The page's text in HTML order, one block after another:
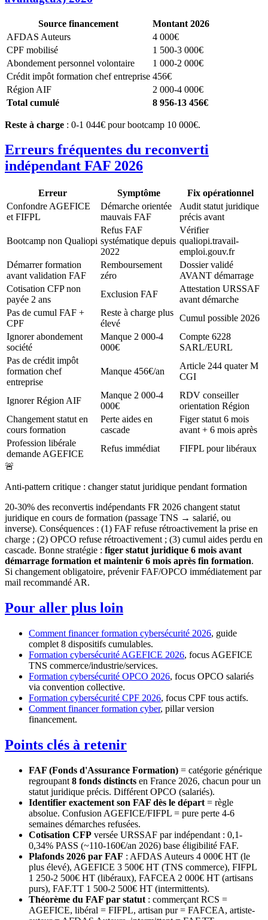
Source financement
Montant 2026
AFDAS Auteurs
4 000€
CPF mobilisé
1 500-3 000€
Abondement personnel volontaire
1 000-2 000€
Crédit impôt formation chef entreprise 456€
Région AIF
2 000-4 000€
Total cumulé
8 956-13 456€
Reste à charge : 0-1 044€ pour bootcamp 10 000€.
Erreurs fréquentes du reconverti
indépendant FAF 2026
Erreur Symptôme
Fix opérationnel
Confondre AGEFICE
et FIFPL
Démarche orientée
mauvais FAF
Audit statut juridique
précis avant
Bootcamp non Qualiopi
Refus FAF
systématique depuis
2022
Vérifier
qualiopi.travail-
emploi.gouv.fr
Démarrer formation
avant validation FAF
Remboursement
zéro
Dossier validé
AVANT démarrage
Cotisation CFP non
payée 2 ans
Exclusion FAF
Attestation URSSAF
avant démarche
Pas de cumul FAF +
CPF
Reste à charge plus
élevé
Cumul possible 2026
Ignorer abondement
société
Manque 2 000-4
000€
Compte 6228
SARL/EURL
Pas de crédit impôt
formation chef
entreprise
Manque 456€/an
Article 244 quater M
CGI
Ignorer Région AIF
Manque 2 000-4
000€
RDV conseiller
orientation Région
Changement statut en
cours formation
Perte aides en
cascade
Figer statut 6 mois
avant + 6 mois après
Profession libérale
demande AGEFICE
Refus immédiat
FIFPL pour libéraux
🚨
Anti-pattern critique : changer statut juridique pendant formation
20-30% des reconvertis indépendants FR 2026 changent statut
juridique en cours de formation (passage TNS → salarié, ou
inverse). Conséquences : (1) FAF refuse rétroactivement la prise en
charge ; (2) OPCO refuse rétroactivement ; (3) cumul aides perdu en
cascade. Bonne stratégie : figer statut juridique 6 mois avant
démarrage formation et maintenir 6 mois après fin formation.
Si changement obligatoire, prévenir FAF/OPCO immédiatement par
mail recommandé AR.
Pour aller plus loin
Comment financer formation cybersécurité 2026, guide
complet 8 dispositifs cumulables.
Formation cybersécurité AGEFICE 2026, focus AGEFICE
TNS commerce/industrie/services.
Formation cybersécurité OPCO 2026, focus OPCO salariés
via convention collective.
Formation cybersécurité CPF 2026, focus CPF tous actifs.
Comment financer formation cyber, pillar version
financement.
Points clés à retenir
FAF (Fonds d'Assurance Formation) = catégorie générique
regroupant 8 fonds distincts en France 2026, chacun pour un
statut juridique précis. Différent OPCO (salariés).
Identifier exactement son FAF dès le départ = règle
absolue. Confusion AGEFICE/FIFPL = pure perte 4-6
semaines démarches refusées.
Cotisation CFP versée URSSAF par indépendant : 0,1-
0,34% PASS (~110-160€/an 2026) base éligibilité FAF.
Plafonds 2026 par FAF : AFDAS Auteurs 4 000€ HT (le
plus élevé), AGEFICE 3 500€ HT (TNS commerce), FIFPL
1 250-2 500€ HT (libéraux), FAFCEA 2 000€ HT (artisans
purs), FAF.TT 1 500-2 500€ HT (intermittents).
Théorème du FAF par statut : commerçant RCS =
AGEFICE, libéral = FIFPL, artisan pur = FAFCEA, artiste-